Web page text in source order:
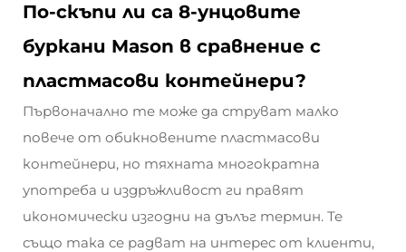
По-скъпи ли са 8-унцовите
буркани Mason в сравнение с
пластмасови контейнери?
Първоначално те може да струват малко
повече от обикновените пластмасови
контейнери, но тяхната многократна
употреба и издръжливост ги правят
икономически изгодни на дълъг термин. Те
също така се радват на интерес от клиенти,